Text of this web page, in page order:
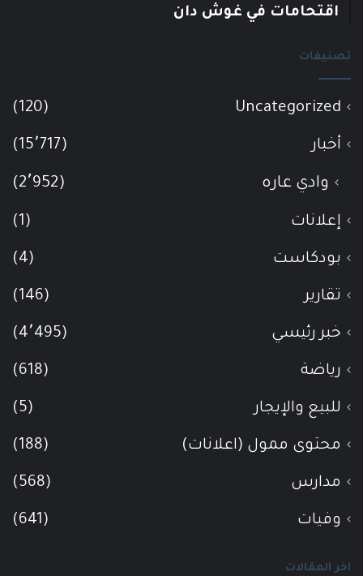
اقتحامات في غوش دان
تصنيفات
Uncategorized
(120)
أخبار (15٬717)
وادي عاره (2٬952)
إعلانات (1)
بودكاست (4)
تقارير (146)
خبر رئيسي (4٬495)
رياضة (618)
للبيع والإيجار (5)
محتوى ممول (اعلانات) (188)
مدارس (568)
وفيات (641)
اخر المقالات